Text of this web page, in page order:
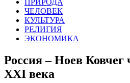
ЧЕЛОВЕК
КУЛЬТУРА
РЕЛИГИЯ
ЭКОНОМИКА
Россия – Ноев Ковчег
XXI века